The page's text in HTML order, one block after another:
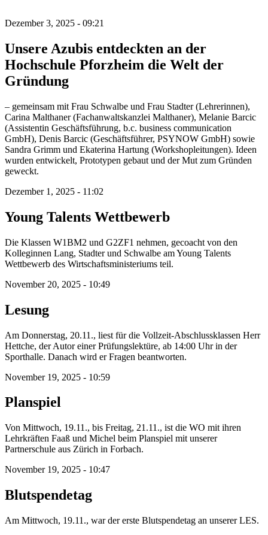
Dezember 3, 2025 - 09:21
Unsere Azubis entdeckten an der
Hochschule Pforzheim die Welt der
Gründung
– gemeinsam mit Frau Schwalbe und Frau Stadter (Lehrerinnen),
Carina Malthaner (Fachanwaltskanzlei Malthaner), Melanie Barcic
(Assistentin Geschäftsführung, b.c. business communication
GmbH), Denis Barcic (Geschäftsführer, PSYNOW GmbH) sowie
Sandra Grimm und Ekaterina Hartung (Workshopleitungen). Ideen
wurden entwickelt, Prototypen gebaut und der Mut zum Gründen
geweckt.
Dezember 1, 2025 - 11:02
Young Talents Wettbewerb
Die Klassen W1BM2 und G2ZF1 nehmen, gecoacht von den
Kolleginnen Lang, Stadter und Schwalbe am Young Talents
Wettbewerb des Wirtschaftsministeriums teil.
November 20, 2025 - 10:49
Lesung
Am Donnerstag, 20.11., liest für die Vollzeit-Abschlussklassen Herr
Hettche, der Autor einer Prüfungslektüre, ab 14:00 Uhr in der
Sporthalle. Danach wird er Fragen beantworten.
November 19, 2025 - 10:59
Planspiel
Von Mittwoch, 19.11., bis Freitag, 21.11., ist die WO mit ihren
Lehrkräften Faaß und Michel beim Planspiel mit unserer
Partnerschule aus Zürich in Forbach.
November 19, 2025 - 10:47
Blutspendetag
Am Mittwoch, 19.11., war der erste Blutspendetag an unserer LES.